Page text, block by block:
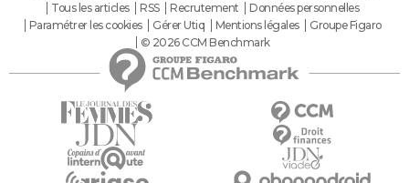
Tous les articles
RSS Recrutement
Données personnelles
Paramétrer les cookies
Gérer Utiq Mentions légales
Groupe Figaro
© 2026 CCM Benchmark